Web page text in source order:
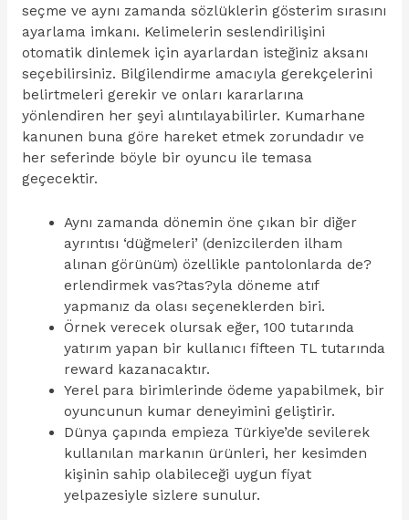
seçme ve aynı zamanda sözlüklerin gösterim sırasını
ayarlama imkanı. Kelimelerin seslendirilişini
otomatik dinlemek için ayarlardan isteğiniz aksanı
seçebilirsiniz. Bilgilendirme amacıyla gerekçelerini
belirtmeleri gerekir ve onları kararlarına
yönlendiren her şeyi alıntılayabilirler. Kumarhane
kanunen buna göre hareket etmek zorundadır ve
her seferinde böyle bir oyuncu ile temasa
geçecektir.
Aynı zamanda dönemin öne çıkan bir diğer
ayrıntısı ‘düğmeleri’ (denizcilerden ilham
alınan görünüm) özellikle pantolonlarda de?
erlendirmek vas?tas?yla döneme atıf
yapmanız da olası seçeneklerden biri.
Örnek verecek olursak eğer, 100 tutarında
yatırım yapan bir kullanıcı fifteen TL tutarında
reward kazanacaktır.
Yerel para birimlerinde ödeme yapabilmek, bir
oyuncunun kumar deneyimini geliştirir.
Dünya çapında empieza Türkiye’de sevilerek
kullanılan markanın ürünleri, her kesimden
kişinin sahip olabileceği uygun fiyat
yelpazesiyle sizlere sunulur.